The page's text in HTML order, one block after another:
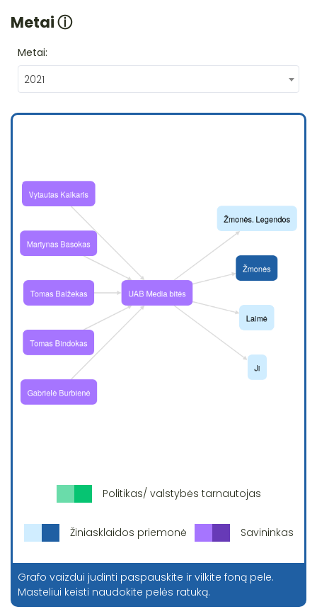
Metaiⓘ
Metai:
2021
Politikas/ valstybės tarnautojas
Žiniasklaidos priemonė Savininkas
Grafo vaizdui judinti paspauskite ir vilkite foną pele.
Masteliui keisti naudokite pelės ratuką.